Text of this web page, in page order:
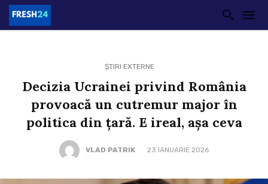
ȘTIRI EXTERNE
Decizia Ucrainei privind România
provoacă un cutremur major în
politica din țară. E ireal, așa ceva
VLAD PATRIK 23 IANUARIE 2026